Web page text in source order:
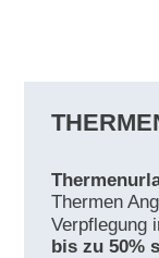
Thermen
bis zu 50%